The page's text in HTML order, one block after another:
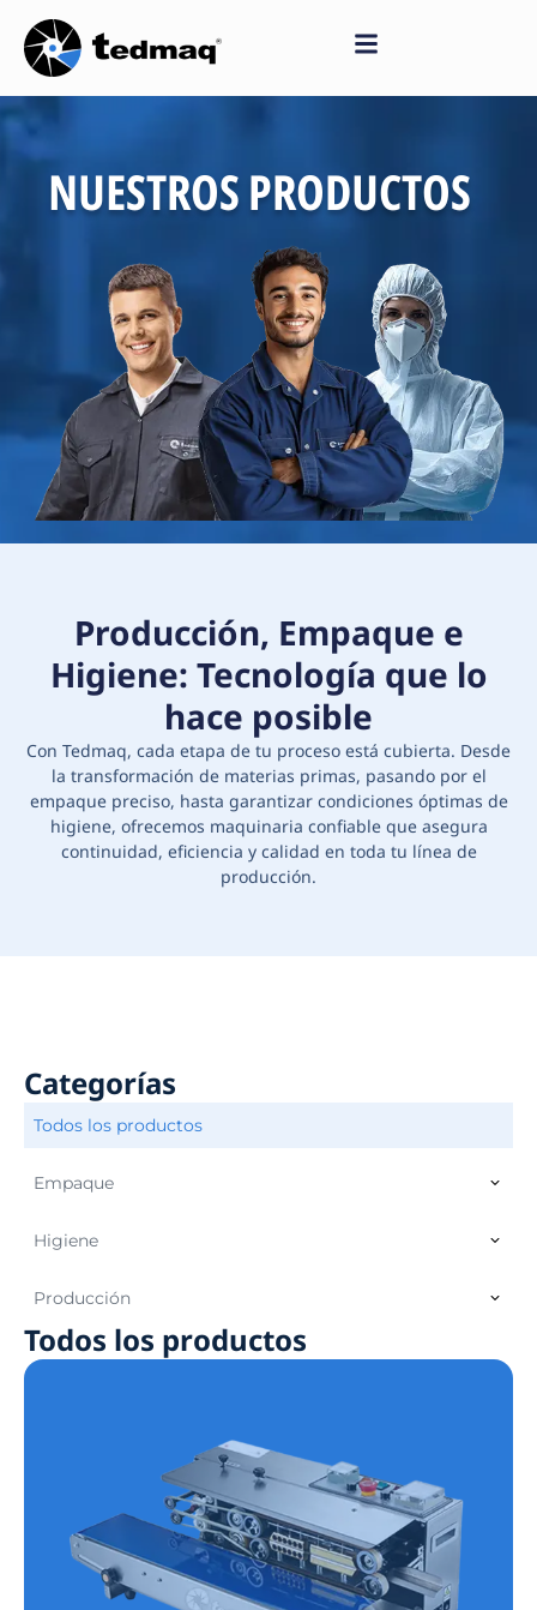
Saltar
al
contenido
NUESTROS PRODUCTOS
Producción, Empaque e
Higiene: Tecnología que lo
hace posible
Con Tedmaq, cada etapa de tu proceso está cubierta. Desde
la transformación de materias primas, pasando por el
empaque preciso, hasta garantizar condiciones óptimas de
higiene, ofrecemos maquinaria confiable que asegura
continuidad, eficiencia y calidad en toda tu línea de
producción.
Categorías
Empaque
Higiene
Producción
Todos los productos
Todos los productos